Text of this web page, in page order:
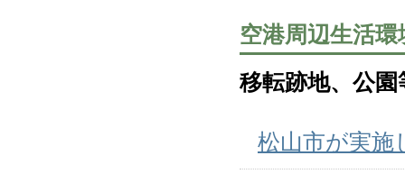
空港周辺生活
移転跡地、公
松山市が実